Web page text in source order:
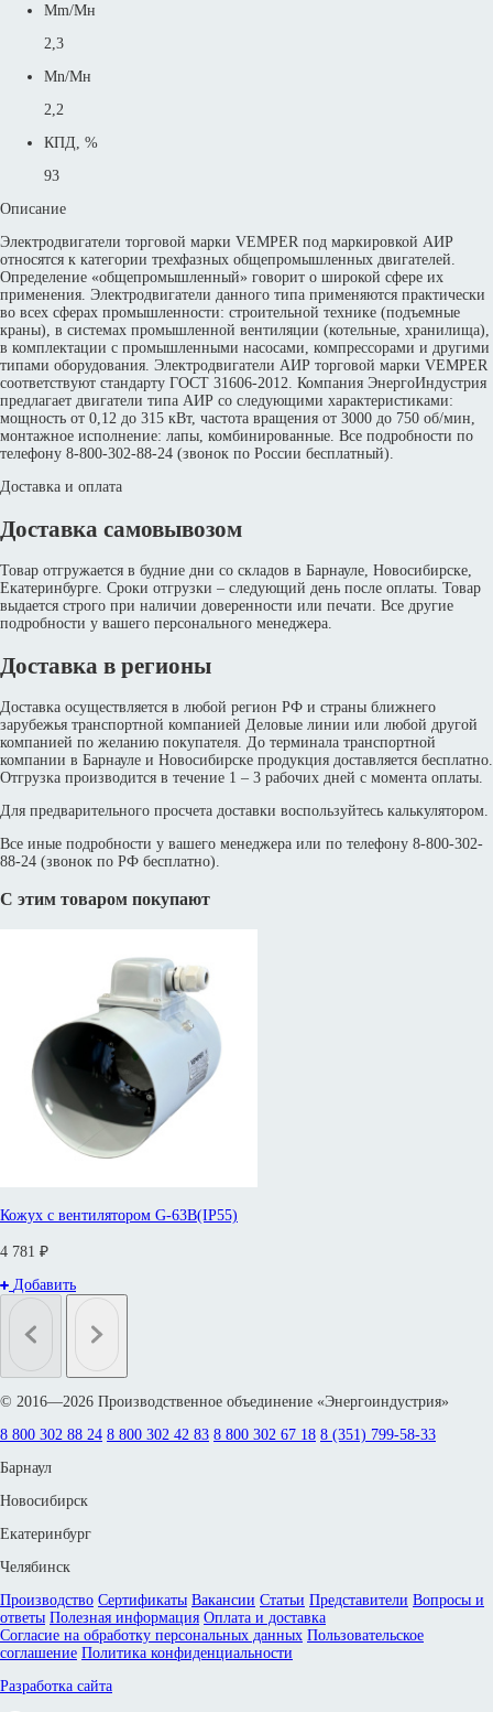
Mm/Mн
2,3
Mn/Mн
2,2
КПД, %
93
Описание
Электродвигатели торговой марки VEMPER под маркировкой АИР
относятся к категории трехфазных общепромышленных двигателей.
Определение «общепромышленный» говорит о широкой сфере их
применения. Электродвигатели данного типа применяются практически
во всех сферах промышленности: строительной технике (подъемные
краны), в системах промышленной вентиляции (котельные, хранилища),
в комплектации с промышленными насосами, компрессорами и другими
типами оборудования. Электродвигатели АИР торговой марки VEMPER
соответствуют стандарту ГОСТ 31606-2012. Компания ЭнергоИндустрия
предлагает двигатели типа АИР со следующими характеристиками:
мощность от 0,12 до 315 кВт, частота вращения от 3000 до 750 об/мин,
монтажное исполнение: лапы, комбинированные. Все подробности по
телефону 8-800-302-88-24 (звонок по России бесплатный).
Доставка и оплата
Доставка самовывозом
Товар отгружается в будние дни со складов в Барнауле, Новосибирске,
Екатеринбурге. Сроки отгрузки – следующий день после оплаты. Товар
выдается строго при наличии доверенности или печати. Все другие
подробности у вашего персонального менеджера.
Доставка в регионы
Доставка осуществляется в любой регион РФ и страны ближнего
зарубежья транспортной компанией Деловые линии или любой другой
компанией по желанию покупателя. До терминала транспортной
компании в Барнауле и Новосибирске продукция доставляется бесплатно.
Отгрузка производится в течение 1 – 3 рабочих дней с момента оплаты.
Для предварительного просчета доставки воспользуйтесь калькулятором.
Все иные подробности у вашего менеджера или по телефону 8-800-302-
88-24 (звонок по РФ бесплатно).
С этим товаром покупают
Кожух с вентилятором G-63B(IP55)
4 781 ₽
Добавить
© 2016—2026 Производственное объединение «Энергоиндустрия»
8 800 302 88 24 8 800 302 42 83 8 800 302 67 18 8 (351) 799-58-33
Барнаул
Новосибирск
Екатеринбург
Челябинск
Производство Сертификаты Вакансии Статьи Представители Вопросы и
ответы Полезная информация Оплата и доставка
Согласие на обработку персональных данных Пользовательское
соглашение Политика конфиденциальности
Разработка сайта